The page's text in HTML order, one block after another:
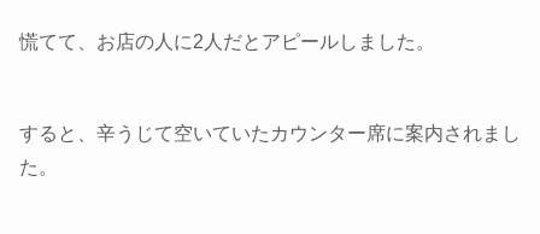
慌てて、お店の人に2人だとアピールしました。
すると、辛うじて空いていたカウンター席に案内されまし
た。